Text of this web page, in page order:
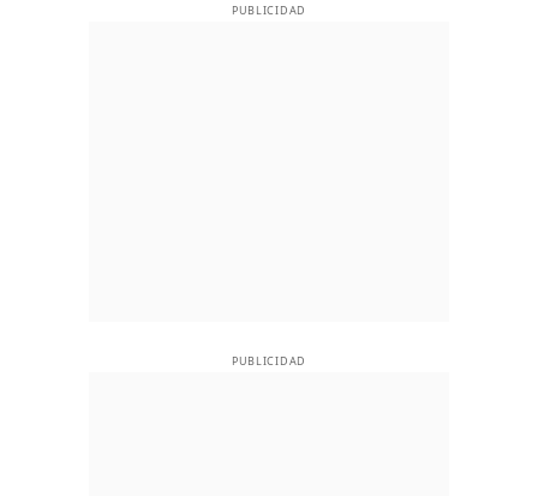
PUBLICIDAD
PUBLICIDAD